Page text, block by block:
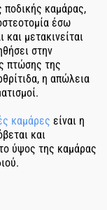
ποδικής καμάρας,
έσω
μετακινείται
στην
πτώσης της
η απώλεια
καμάρες είναι η
και
ύψος της καμάρας